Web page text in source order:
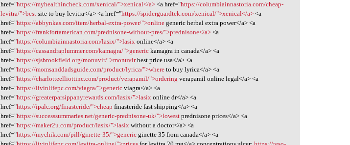
href="https://myhealthincheck.com/xenical/">xenical</a> <a href="https://columbiainnastoria.com/cheap-
levitra/">best site to buy levitra</a> <a href="https://spiderguardtek.com/xenical/">xenical</a> <a
href="https://abbynkas.com/item/herbal-extra-power/">online generic herbal extra power</a> <a
href="https://frankfortamerican.com/prednisone-without-pres/">prednisone</a> <a
href="https://columbiainnastoria.com/lasix/">lasix online</a> <a
href="https://cassandraplummer.com/kamagra/">generic kamagra in canada</a> <a
href="https://sjsbrookfield.org/monuvir/">monuvirbest price usa</a> <a
href="https://momsanddadsguide.com/product/lyrica/">where to buy lyrica</a> <a
href="https://charlotteelliottinc.com/product/verapamil/">ordering verapamil online legal</a> <a
href="https://livinlifepc.com/viagra/">generic viagra</a> <a
href="https://greaterparsippanyrewards.com/lasix/">lasix online dr</a> <a
href="https://ipalc.org/finasteride/">cheap finasteride fast shipping</a> <a
href="https://successsummaries.net/generic-prednisone-uk/">lowest prednisone prices</a> <a
href="https://maker2u.com/product/lasix/">lasix without a doctor</a> <a
href="https://mychik.com/pill/ginette-35/">generic ginette 35 from canada</a> <a